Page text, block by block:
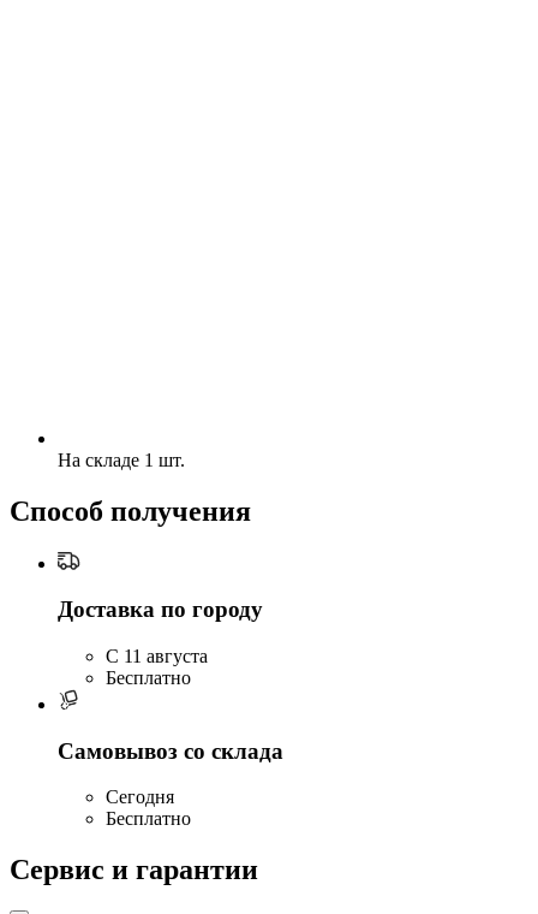
На складе 1 шт.
Способ получения
Доставка по городу
C 11 августа
Бесплатно
Самовывоз со склада
Сегодня
Бесплатно
Сервис и гарантии